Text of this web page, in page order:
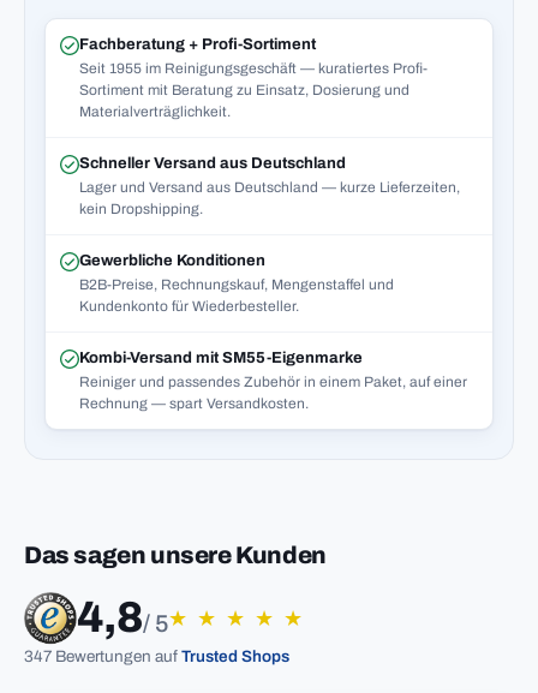
Fachberatung + Profi-Sortiment
Seit 1955 im Reinigungsgeschäft — kuratiertes Profi-
Sortiment mit Beratung zu Einsatz, Dosierung und
Materialverträglichkeit.
Schneller Versand aus Deutschland
Lager und Versand aus Deutschland — kurze Lieferzeiten,
kein Dropshipping.
Gewerbliche Konditionen
B2B-Preise, Rechnungskauf, Mengenstaffel und
Kundenkonto für Wiederbesteller.
Kombi-Versand mit SM55-Eigenmarke
Reiniger und passendes Zubehör in einem Paket, auf einer
Rechnung — spart Versandkosten.
Das sagen unsere Kunden
4,8/ 5★ ★ ★ ★ ★
347 Bewertungen auf Trusted Shops